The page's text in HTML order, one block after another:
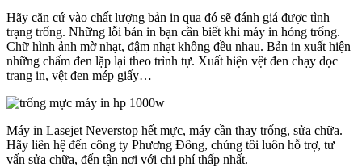
Hãy căn cứ vào chất lượng bản in qua đó sẽ đánh giá được tình
trạng trống. Những lỗi bản in bạn cần biết khi máy in hỏng trống.
Chữ hình ảnh mờ nhạt, đậm nhạt không đều nhau. Bản in xuất hiện
những chấm đen lặp lại theo trình tự. Xuất hiện vệt đen chạy dọc
trang in, vệt đen mép giấy…
Máy in Lasejet Neverstop hết mực, máy cần thay trống, sửa chữa.
Hãy liên hệ đến công ty Phương Đông, chúng tôi luôn hỗ trợ, tư
vấn sửa chữa, đến tận nơi với chi phí thấp nhất.